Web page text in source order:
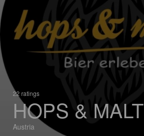
22 ratings
HOPS & MALT
Austria